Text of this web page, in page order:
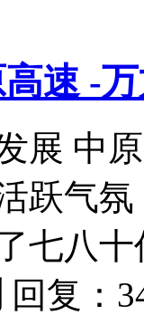
速 -
展 中
跃气
七八
回复：